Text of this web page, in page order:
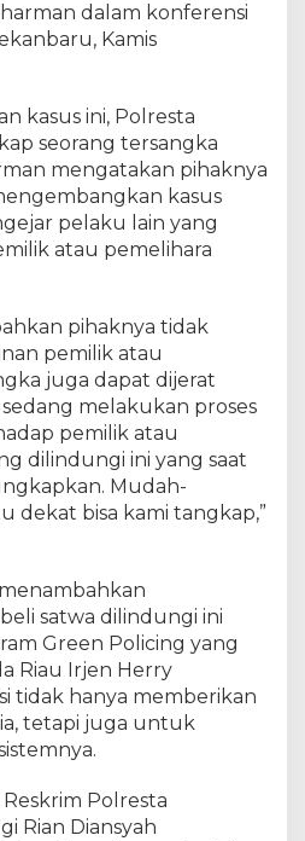
dalam konferensi
Kamis
kasus ini, Polresta
seorang tersangka
mengatakan pihaknya
kasus
pelaku lain yang
atau pemelihara
pihaknya tidak
pemilik atau
juga dapat dijerat
sedang melakukan proses
pemilik atau
dilindungi ini yang saat
Mudah-
dekat bisa kami tangkap,”
satwa dilindungi ini
Green Policing yang
Riau Irjen Herry
tidak hanya memberikan
tetapi juga untuk
Polresta
Rian Diansyah